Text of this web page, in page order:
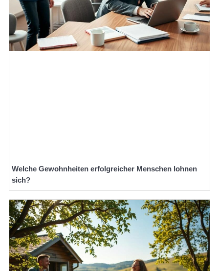
Welche Gewohnheiten erfolgreicher Menschen lohnen
sich?